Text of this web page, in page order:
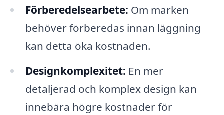
Förberedelsearbete: Om marken
behöver förberedas innan läggning
kan detta öka kostnaden.
Designkomplexitet: En mer
detaljerad och komplex design kan
innebära högre kostnader för